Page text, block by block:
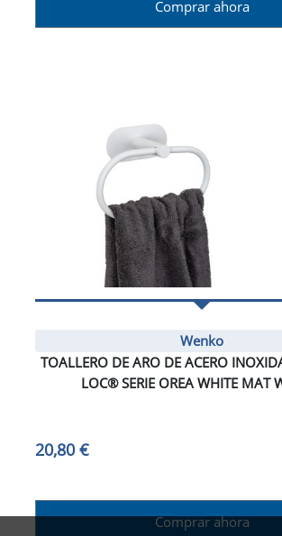
Comprar ahora
Wenko
TOALLERO DE ARO DE ACERO
LOC® SERIE OREA WHITE MAT
20,80 €
Comprar ahora